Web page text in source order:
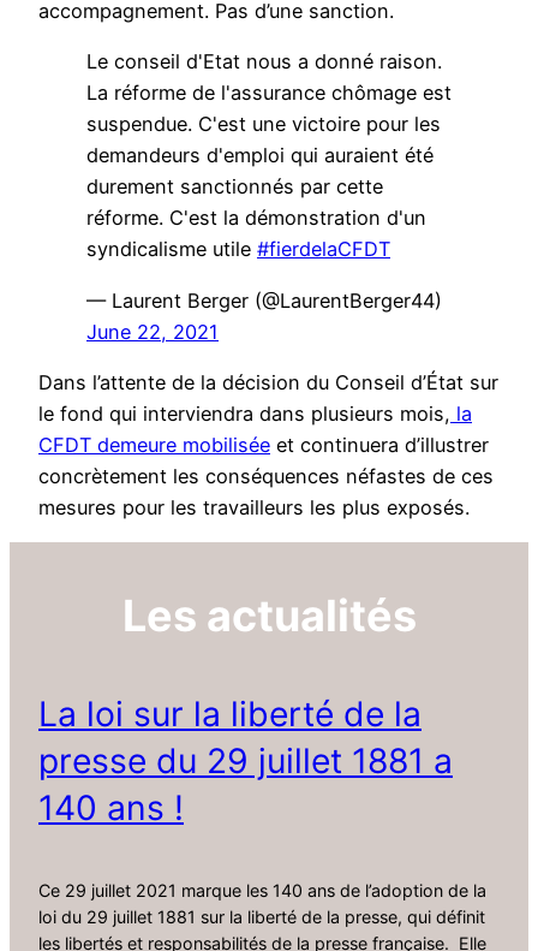
accompagnement. Pas d’une sanction.
Le conseil d'Etat nous a donné raison.
La réforme de l'assurance chômage est
suspendue. C'est une victoire pour les
demandeurs d'emploi qui auraient été
durement sanctionnés par cette
réforme. C'est la démonstration d'un
syndicalisme utile #fierdelaCFDT
— Laurent Berger (@LaurentBerger44)
June 22, 2021
Dans l’attente de la décision du Conseil d’État sur
le fond qui interviendra dans plusieurs mois, la
CFDT demeure mobilisée et continuera d’illustrer
concrètement les conséquences néfastes de ces
mesures pour les travailleurs les plus exposés.
Les actualités
La loi sur la liberté de la
presse du 29 juillet 1881 a
140 ans !
Ce 29 juillet 2021 marque les 140 ans de l’adoption de la
loi du 29 juillet 1881 sur la liberté de la presse, qui définit
les libertés et responsabilités de la presse française. Elle